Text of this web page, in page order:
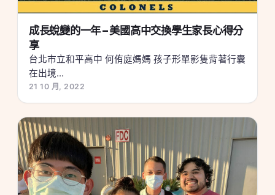
成長蛻變的一年 – 美國高中交換學生家長心得分
享
台北市立和平高中 何侑庭媽媽 孩子形單影隻背著行囊
在出境...
21 10 月, 2022